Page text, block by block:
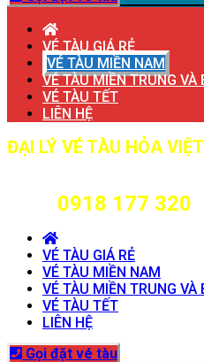
VÉ TÀU GIÁ RẺ
VÉ TÀU MIỀN NAM
VÉ TÀU MIỀN TRUNG VÀ
VÉ TÀU TẾT
LIÊN HỆ
ĐẠI LÝ VÉ TÀU HỎA
0918 177 320
VÉ TÀU GIÁ RẺ
VÉ TÀU MIỀN NAM
VÉ TÀU MIỀN TRUNG VÀ
VÉ TÀU TẾT
LIÊN HỆ
Gọi đặt vé tàu